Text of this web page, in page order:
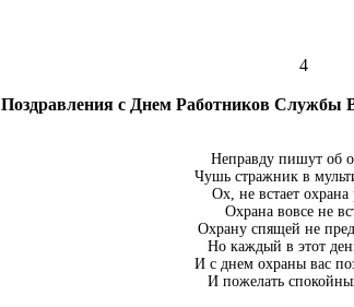
4
Поздравления с Днем Работников
Неправду пишут об
Чушь стражник в
Ох, не встает охрана
Охрана вовсе не
Охрану спящей не
Но каждый в этот
И с днем охраны вас
И пожелать